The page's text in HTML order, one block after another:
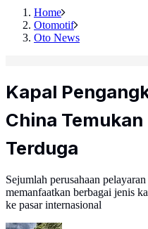
Home
Otomotif
Oto News
Kapal
China
Terduga
Sejumlah perusahaan
memanfaatkan berbagai jenis
ke pasar internasional